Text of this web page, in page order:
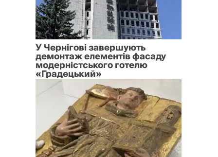
У Чернігові завершують
демонтаж елементів фасаду
модерністського готелю
«Градецький»